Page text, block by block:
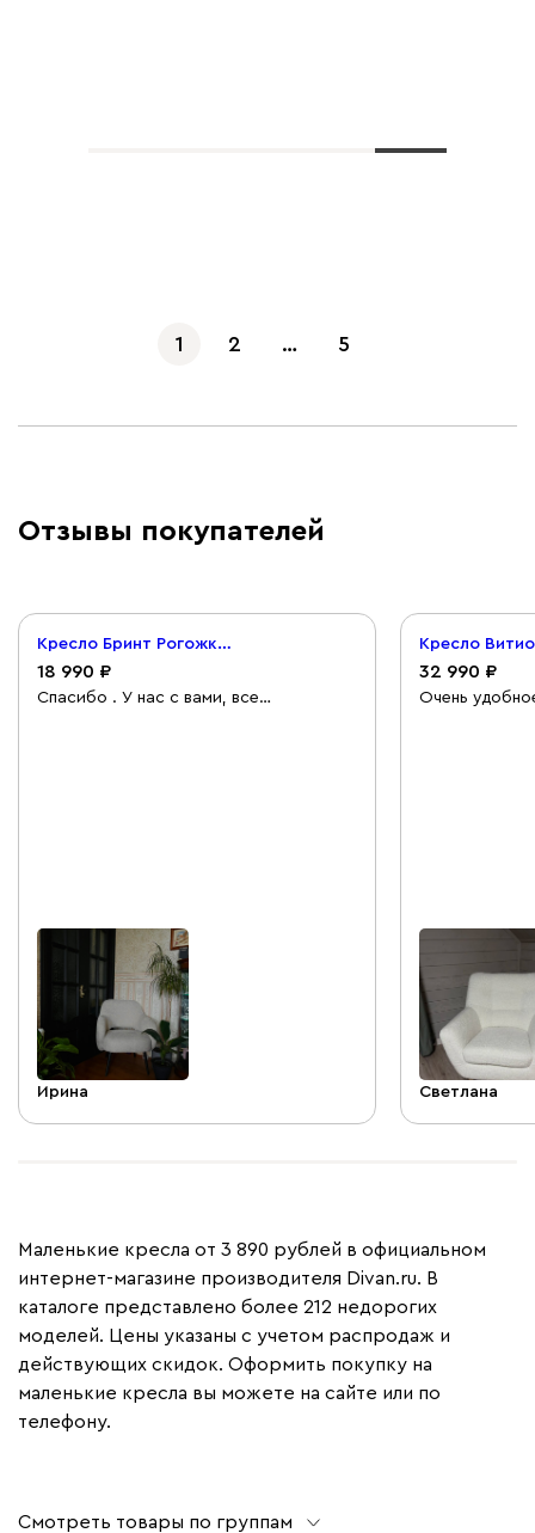
1 2 … 5
Отзывы покупателей
Кресло Бринт Рогожка Бежевый
18 990
Спасибо . У нас с вами, все
Ирина
32 990
Очень
Светлана
Маленькие кресла от 3 890 рублей в официальном
интернет-магазине производителя Divan.ru. В
каталоге представлено более 212 недорогих
моделей. Цены указаны с учетом распродаж и
действующих скидок. Оформить покупку на
маленькие кресла вы можете на сайте или по
телефону.
Смотреть товары по группам